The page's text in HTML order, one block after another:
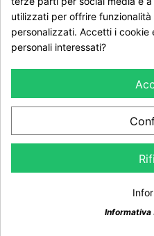
Dichiaro di aver preso
utilizzati per offrire
personalizzati. Accetti i cookie
personali interessati?
Informativa